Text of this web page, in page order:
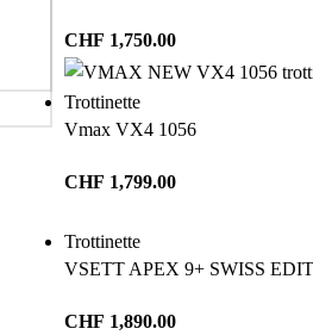
CHF 1,750.00
Trottinette
Vmax VX4 1056
CHF 1,799.00
Trottinette
VSETT APEX 9+ SWISS
CHF 1,890.00